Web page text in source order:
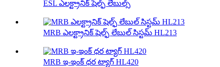
ESL ఎలక్ట్రానిక్ షెల్ఫ్ లేబుల్స్
MRB ఎలక్ట్రానిక్ షెల్ఫ్ లేబుల్ సిస్టమ్ HL213
MRB ఇ-ఇంక్ ధర ట్యాగ్ HL420